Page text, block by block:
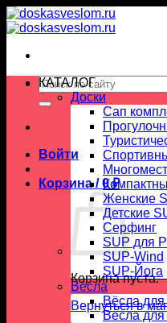
Skip
to
Искать:
Войти
Корзина /0₽
Корзина пуста.
Вернуться в
КАТАЛОГ
Доски
Сап
Женские
Детские
Серфинг
SUP для
SUP-Wind
SUP-Йога
Вёсла
Вёсла
Весла